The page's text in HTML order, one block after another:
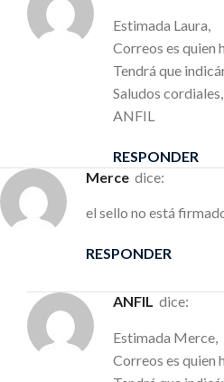
Estimada Laura,
Correos es quien
Tendrá que
Saludos cordiales,
ANFIL
RESPONDER
Merce dice:
el sello no está
RESPONDER
ANFIL dice:
Estimada Merce,
Correos es quien